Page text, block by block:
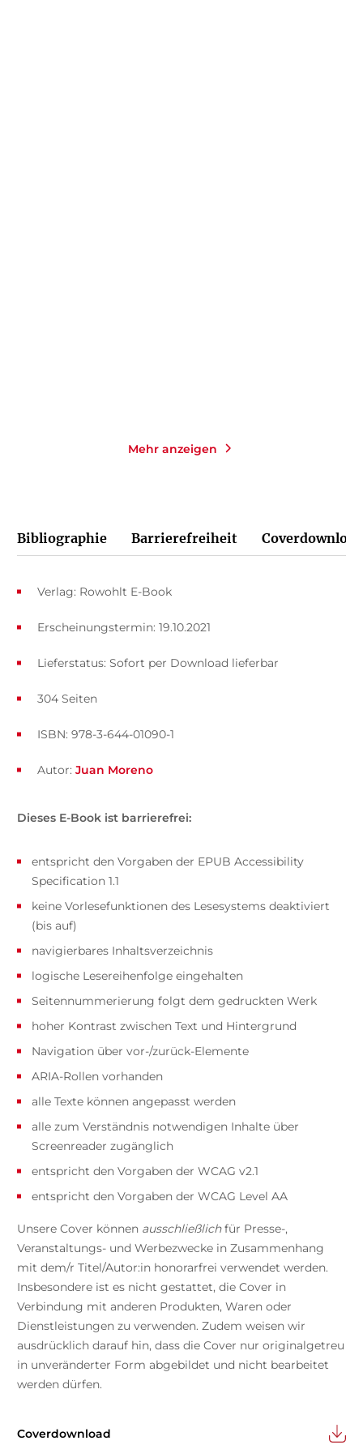
Mehr anzeigen
Bibliographie Barrierefreiheit Coverdownload
Verlag: Rowohlt E-Book
Erscheinungstermin: 19.10.2021
Lieferstatus: Sofort per Download lieferbar
ISBN: 978-3-644-01090-1
304 Seiten
Autor: Juan Moreno
Dieses E-Book ist barrierefrei:
entspricht den Vorgaben der EPUB Accessibility
Specification 1.1
keine Vorlesefunktionen des Lesesystems deaktiviert
(bis auf)
navigierbares Inhaltsverzeichnis
logische Lesereihenfolge eingehalten
Seitennummerierung folgt dem gedruckten Werk
hoher Kontrast zwischen Text und Hintergrund
Navigation über vor-/zurück-Elemente
ARIA-Rollen vorhanden
alle Texte können angepasst werden
alle zum Verständnis notwendigen Inhalte über
Screenreader zugänglich
entspricht den Vorgaben der WCAG v2.1
entspricht den Vorgaben der WCAG Level AA
Unsere Cover können ausschließlichfür Presse-,
Veranstaltungs- und Werbezwecke in Zusammenhang
mit dem/r Titel/Autor:in honorarfrei verwendet werden.
Insbesondere ist es nicht gestattet, die Cover in
Verbindung mit anderen Produkten, Waren oder
Dienstleistungen zu verwenden. Zudem weisen wir
ausdrücklich darauf hin, dass die Cover nur originalgetreu
in unveränderter Form abgebildet und nicht bearbeitet
werden dürfen.
Coverdownload